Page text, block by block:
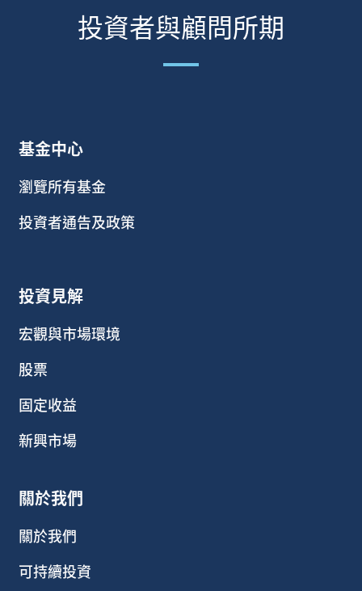
投資者與顧問所期
基金中心
瀏覽所有基金
投資者通告及政策
投資見解
宏觀與市場環境
股票
固定收益
新興市場
關於我們
關於我們
可持續投資